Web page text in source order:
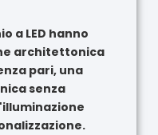
a LED hanno
architettonica
pari, una
senza